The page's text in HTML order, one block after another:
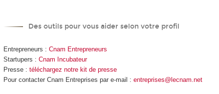
Des outils pour vous aider selon votre profil
Entrepreneurs : Cnam Entrepreneurs
Startupers : Cnam Incubateur
Presse : téléchargez notre kit de presse
Pour contacter Cnam Entreprises par e-mail : entreprises@lecnam.net